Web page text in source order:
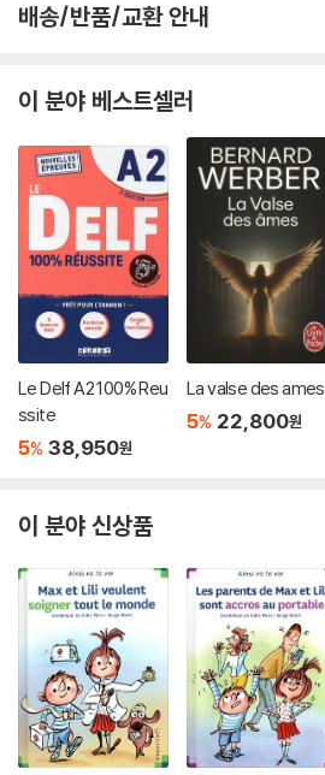
배송/반품/교환 안내
이 분야 베스트셀러
Le Delf A2 100% Reu
ssite
5% 38,950원
La valse des ames
5% 22,800원
이 분야 신상품